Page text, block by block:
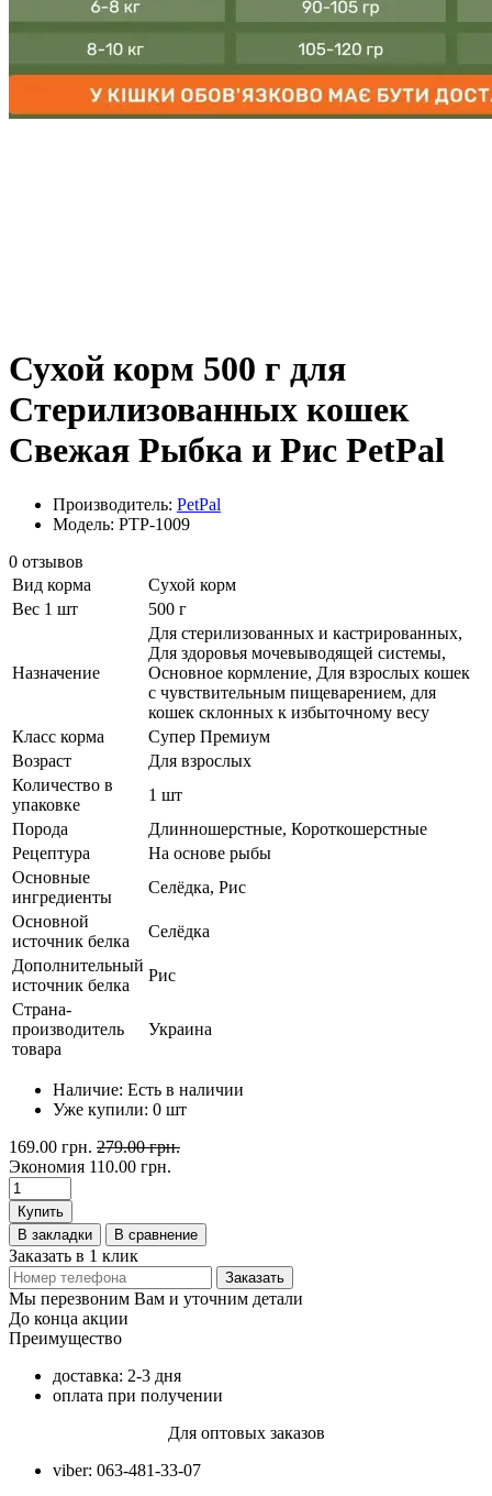
Сухой корм 500 г для
Стерилизованных кошек
Свежая Рыбка и Рис PetPal
Производитель: PetPal
Модель: PTP-1009
0 отзывов
Вид корма
Сухой корм
Вес 1 шт
500 г
Назначение
Для стерилизованных и кастрированных,
Для здоровья мочевыводящей системы,
Основное кормление, Для взрослых кошек
с чувствительным пищеварением, для
кошек склонных к избыточному весу
Класс корма
Супер Премиум
Возраст
Для взрослых
Количество в
упаковке
1 шт
Порода
Длинношерстные, Короткошерстные
Рецептура
На основе рыбы
Основные
ингредиенты
Селёдка, Рис
Основной
источник белка
Селёдка
Дополнительный
источник белка
Рис
Страна-
производитель
товара
Украина
Наличие: Есть в наличии
Уже купили: 0 шт
169.00 грн. 279.00 грн.
Экономия 110.00 грн.
Купить
В закладки
В сравнение
Заказать в 1 клик
Заказать
Мы перезвоним Вам и уточним детали
До конца акции
Преимущество
доставка: 2-3 дня
оплата при получении
Для оптовых заказов
viber: 063-481-33-07